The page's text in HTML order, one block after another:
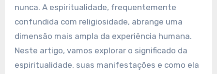
nunca. A espiritualidade, frequentemente
confundida com religiosidade, abrange uma
dimensão mais ampla da experiência humana.
Neste artigo, vamos explorar o significado da
espiritualidade, suas manifestações e como ela